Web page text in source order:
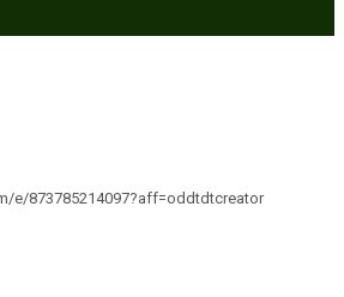
e/873785214097?aff=oddtdtcreator